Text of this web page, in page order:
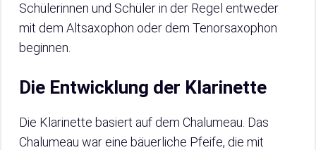
Schülerinnen und Schüler in der Regel entweder
mit dem Altsaxophon oder dem Tenorsaxophon
beginnen.
Die Entwicklung der Klarinette
Die Klarinette basiert auf dem Chalumeau. Das
Chalumeau war eine bäuerliche Pfeife, die mit